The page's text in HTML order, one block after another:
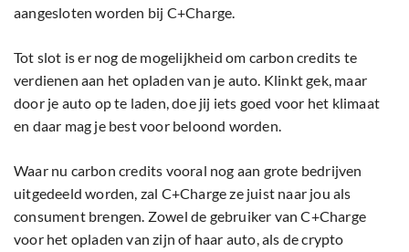
aangesloten worden bij C+Charge.
Tot slot is er nog de mogelijkheid om carbon credits te
verdienen aan het opladen van je auto. Klinkt gek, maar
door je auto op te laden, doe jij iets goed voor het klimaat
en daar mag je best voor beloond worden.
Waar nu carbon credits vooral nog aan grote bedrijven
uitgedeeld worden, zal C+Charge ze juist naar jou als
consument brengen. Zowel de gebruiker van C+Charge
voor het opladen van zijn of haar auto, als de crypto